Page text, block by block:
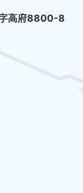
高府8800-8